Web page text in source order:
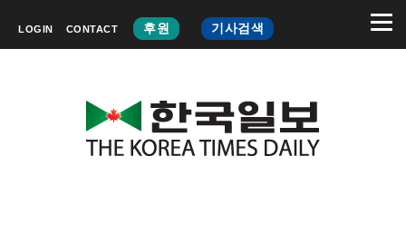
LOGIN CONTACT 후원 기사검색